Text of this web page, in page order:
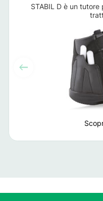
STABIL D è un